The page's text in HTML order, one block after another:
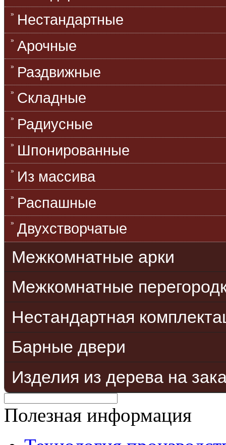
Нестандартные
Арочные
Раздвижные
Складные
Радиусные
Шпонированные
Из массива
Распашные
Двухстворчатые
Межкомнатные арки
Межкомнатные
Нестандартная
Барные двери
Изделия из дерева на
Полезная информация